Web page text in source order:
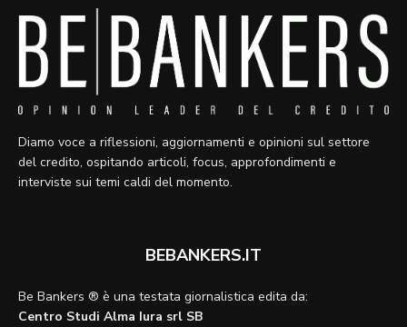
Diamo voce a riflessioni, aggiornamenti e opinioni sul settore
del credito, ospitando articoli, focus, approfondimenti e
interviste sui temi caldi del momento.
BEBANKERS.IT
Be Bankers ® è una testata giornalistica edita da:
Centro Studi Alma Iura srl SB